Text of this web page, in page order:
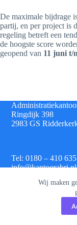
Wij maken
De maximale bijdrage
partij, en per project is
regeling betreft een
de hoogste score
geopend van 11 juni t/
Ringdijk 398
2983 GS
Tel: 0180 – 410 635
info@kantoorabri.nl
IBAN: NL 08